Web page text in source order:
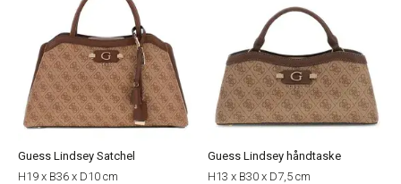
Guess Lindsey Satchel
H19 x B36 x D10 cm
Guess Lindsey håndtaske
H13 x B30 x D7,5 cm